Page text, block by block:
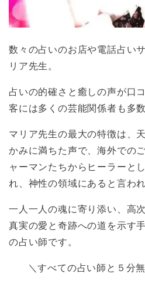
数々の占いのお店や電話占い
リア先生。
占いの的確さと癒しの声が口
客には多くの芸能関係者も多数
マリア先生の最大の特徴は、
かみに満ちた声で、海外での
ャーマンたちからヒーラーと
れ、神性の領域にあると言わ
一人一人の魂に寄り添い、高
真実の愛と奇跡への道を示す
の占い師です。
＼すべての占い師と５分